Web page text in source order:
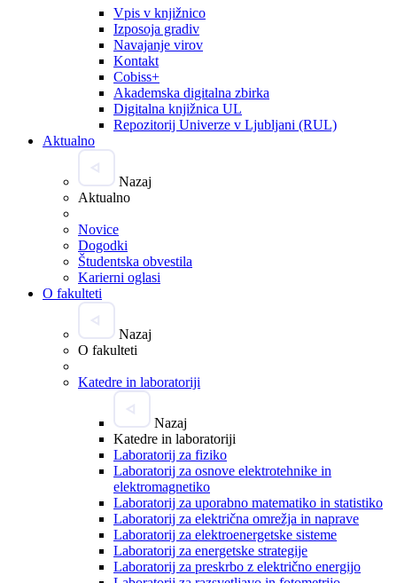
Vpis v knjižnico
Izposoja gradiv
Navajanje virov
Kontakt
Cobiss+
Akademska digitalna zbirka
Digitalna knjižnica UL
Repozitorij Univerze v Ljubljani (RUL)
Aktualno
Nazaj
Aktualno
Novice
Dogodki
Študentska obvestila
Karierni oglasi
O fakulteti
Nazaj
O fakulteti
Katedre in laboratoriji
Nazaj
Katedre in laboratoriji
Laboratorij za fiziko
Laboratorij za osnove elektrotehnike in
elektromagnetiko
Laboratorij za uporabno matematiko in statistiko
Laboratorij za električna omrežja in naprave
Laboratorij za elektroenergetske sisteme
Laboratorij za energetske strategije
Laboratorij za preskrbo z električno energijo